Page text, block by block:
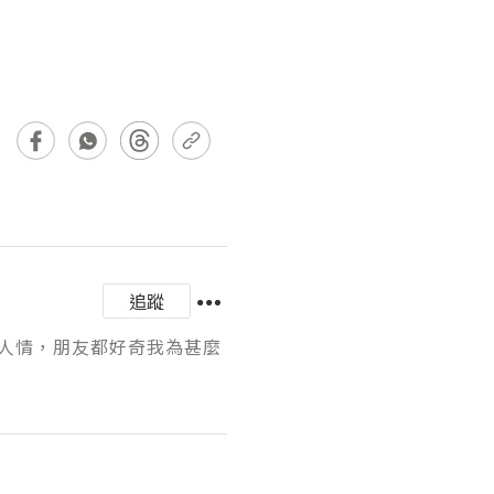
追蹤
情，朋友都好奇我為甚麼